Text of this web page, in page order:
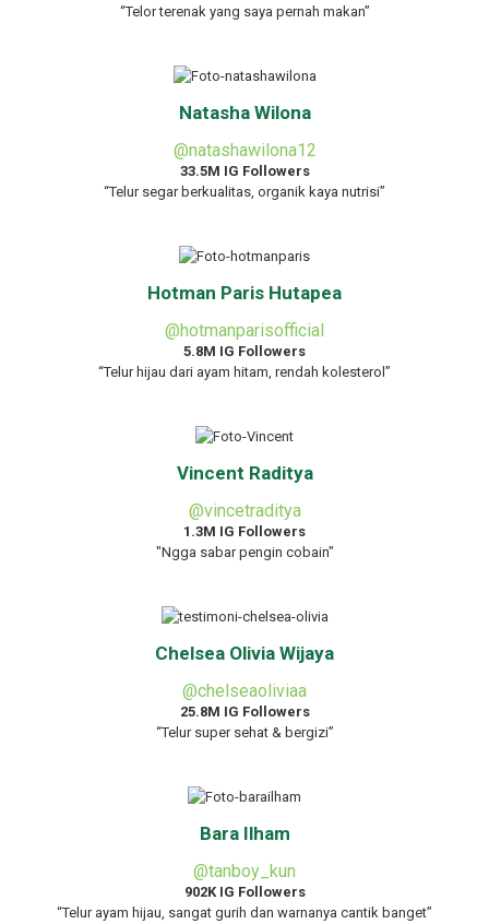
“Telor terenak yang saya pernah makan”
Natasha Wilona
@natashawilona12
33.5M IG Followers
“Telur segar berkualitas, organik kaya nutrisi”
Hotman Paris Hutapea
@hotmanparisofficial
5.8M IG Followers
“Telur hijau dari ayam hitam, rendah kolesterol”
Vincent Raditya
@vincetraditya
1.3M IG Followers
"Ngga sabar pengin cobain"
Chelsea Olivia Wijaya
@chelseaoliviaa
25.8M IG Followers
“Telur super sehat & bergizi”
Bara Ilham
@tanboy_kun
902K IG Followers
“Telur ayam hijau, sangat gurih dan warnanya cantik banget”